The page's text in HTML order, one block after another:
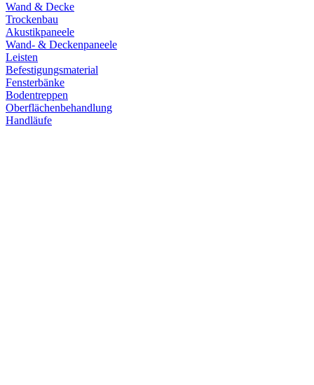
Wand & Decke
Trockenbau
Akustikpaneele
Wand- & Deckenpaneele
Leisten
Befestigungsmaterial
Fensterbänke
Bodentreppen
Oberflächenbehandlung
Handläufe